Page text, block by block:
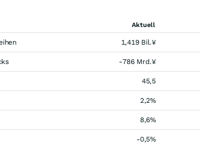
Aktuell
1,419 Bil.¥
-786 Mrd.¥
45,5
2,2%
8,6%
-0,5%